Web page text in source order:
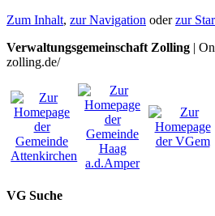
Zum Inhalt, zur Navigation oderzur
Verwaltungsgemeinschaft Zolling |
zolling.de/
VG Suche